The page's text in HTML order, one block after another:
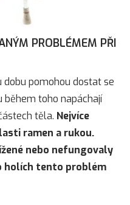
PROBLÉMEM PŘI
dobu pomohou dostat se
během toho napáchají
těla. Nejvíce
ramen a rukou.
nebo nefungovaly
holích tento problém